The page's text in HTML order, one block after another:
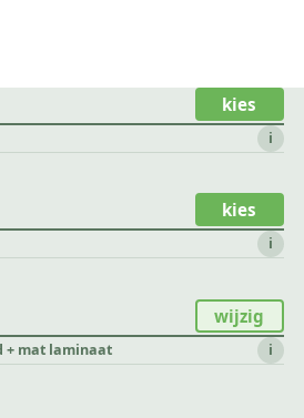
kies
i
kies
i
wijzig
+ mat laminaat i